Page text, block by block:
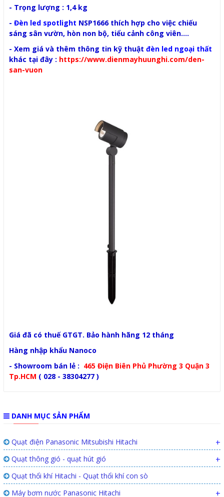
- Trọng lượng : 1,4 kg
- Đèn led spotlight NSP1666 thích hợp cho việc chiếu
sáng sân vườn, hòn non bộ, tiểu cảnh công viên....
- Xem giá và thêm thông tin kỹ thuật đèn led ngoại thất
khác tại đây : https://www.dienmayhuunghi.com/den-
san-vuon
Giá đã có thuế GTGT. Bảo hành hãng 12 tháng
Hàng nhập khẩu Nanoco
- Showroom bán lẻ : 465 Điện Biên Phủ Phường 3 Quận 3
Tp.HCM ( 028 - 38304277 )
DANH MỤC SẢN PHẨM
Quạt điện Panasonic Mitsubishi Hitachi +
Quạt thông gió - quạt hút gió +
Quạt thổi khí Hitachi - Quạt thổi khí con sò
Máy bơm nước Panasonic Hitachi
+